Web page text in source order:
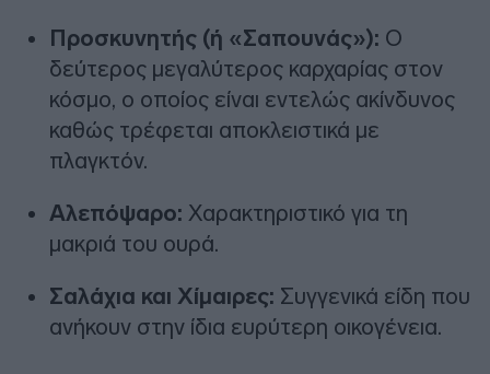
Προσκυνητής (ή «Σαπουνάς»): Ο
δεύτερος μεγαλύτερος καρχαρίας στον
κόσμο, ο οποίος είναι εντελώς ακίνδυνος
καθώς τρέφεται αποκλειστικά με
πλαγκτόν.
Αλεπόψαρο: Χαρακτηριστικό για τη
μακριά του ουρά.
Σαλάχια και Χίμαιρες: Συγγενικά είδη που
ανήκουν στην ίδια ευρύτερη οικογένεια.